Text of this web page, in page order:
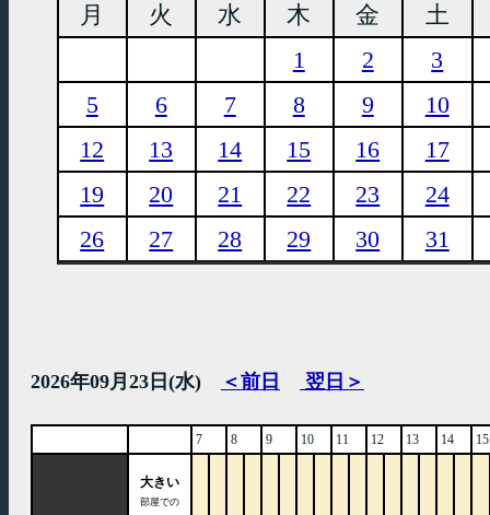
月 火 水 木 金
土
1
2
3
5
6 7 8 9
10
12
13 14 15 16
17
19
20 21 22 23
24
26
27 28 29 30 31
2026年09月23日(水) ＜前日 翌日＞
7 8 9 10 11 12 13 14 15
大きい
部屋での